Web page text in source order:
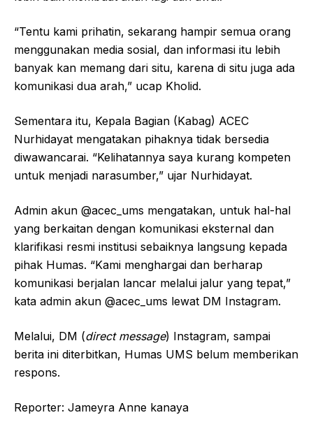
“Tentu kami prihatin, sekarang hampir semua orang
menggunakan media sosial, dan informasi itu lebih
banyak kan memang dari situ, karena di situ juga ada
komunikasi dua arah,” ucap Kholid.
Sementara itu, Kepala Bagian (Kabag) ACEC
Nurhidayat mengatakan pihaknya tidak bersedia
diwawancarai. “Kelihatannya saya kurang kompeten
untuk menjadi narasumber,” ujar Nurhidayat.
Admin akun @acec_ums mengatakan, untuk hal-hal
yang berkaitan dengan komunikasi eksternal dan
klarifikasi resmi institusi sebaiknya langsung kepada
pihak Humas. “Kami menghargai dan berharap
komunikasi berjalan lancar melalui jalur yang tepat,”
kata admin akun @acec_ums lewat DM Instagram.
Melalui, DM (direct message) Instagram, sampai
berita ini diterbitkan, Humas UMS belum memberikan
respons.
Reporter: Jameyra Anne kanaya